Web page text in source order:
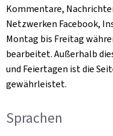
Kommentare,
Netzwerken Facebook,
Montag bis Freitag
bearbeitet. Außerhalb
und Feiertagen ist die
gewährleistet.
Sprachen